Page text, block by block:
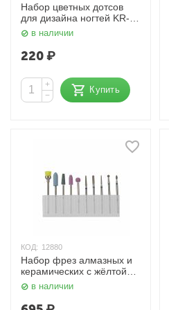
Набор цветных дотсов
для дизайна ногтей KR-
405 Kristaller
в наличии
220₽
+
−
Купить
КОД: 12880
Набор фрез алмазных и
керамических с жёлтой
щёточкой F-3 Nail Art
в наличии